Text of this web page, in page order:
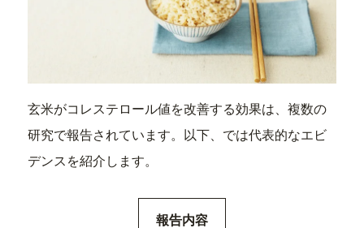
玄米がコレステロール値を改善する効果は、複数の
研究で報告されています。以下、では代表的なエビ
デンスを紹介します。
報告内容